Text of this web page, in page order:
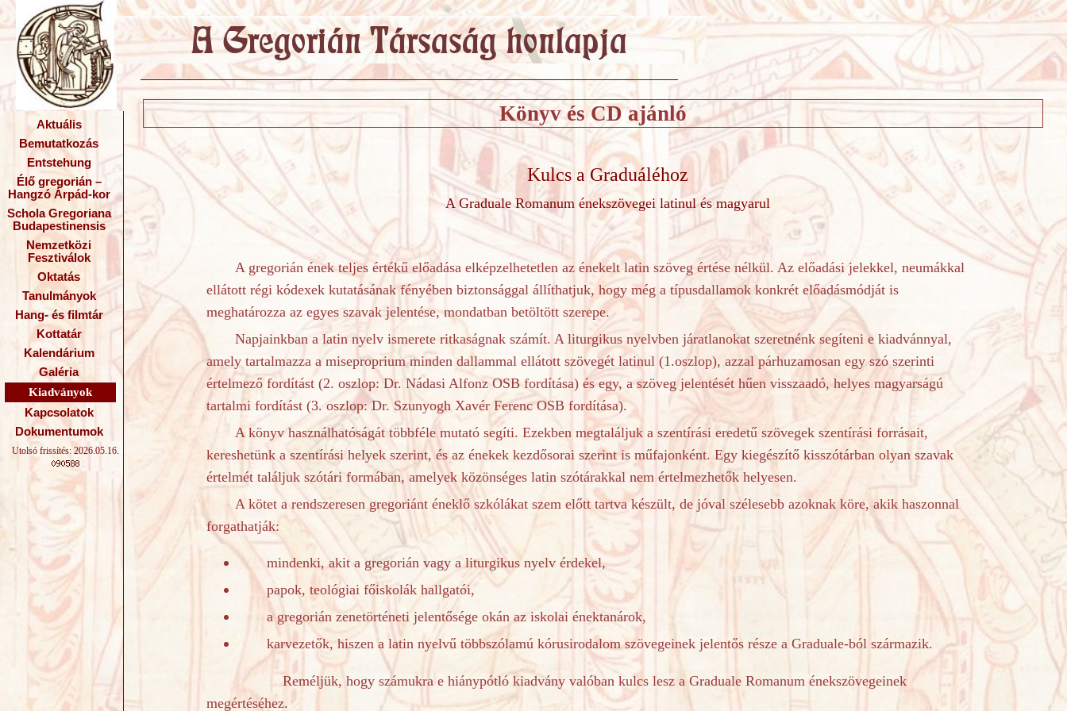
Aktuális
Bemutatkozás
Entstehung
Élő gregorián –
Hangzó Árpád-kor
Schola Gregoriana
Budapestinensis
Nemzetközi
Fesztiválok
Oktatás
Tanulmányok
Hang- és filmtár
Kottatár
Kalendárium
Galéria
Kiadványok
Kapcsolatok
Dokumentumok
Utolsó frissítés: 2026.05.16.
Könyv és CD ajánló
Kulcs a Graduáléhoz
A Graduale Romanum énekszövegei latinul és magyarul
A gregorián ének teljes értékű előadása elképzelhetetlen az énekelt latin szöveg értése nélkül. Az előadási jelekkel, neumákkal
ellátott régi kódexek kutatásának fényében biztonsággal állíthatjuk, hogy még a típusdallamok konkrét előadásmódját is
meghatározza az egyes szavak jelentése, mondatban betöltött szerepe.
Napjainkban a latin nyelv ismerete ritkaságnak számít. A liturgikus nyelvben járatlanokat szeretnénk segíteni e kiadvánnyal,
amely tartalmazza a miseproprium minden dallammal ellátott szövegét latinul (1.oszlop), azzal párhuzamosan egy szó szerinti
értelmező fordítást (2. oszlop: Dr. Nádasi Alfonz OSB fordítása) és egy, a szöveg jelentését hűen visszaadó, helyes magyarságú
tartalmi fordítást (3. oszlop: Dr. Szunyogh Xavér Ferenc OSB fordítása).
A könyv használhatóságát többféle mutató segíti. Ezekben megtaláljuk a szentírási eredetű szövegek szentírási forrásait,
kereshetünk a szentírási helyek szerint, és az énekek kezdősorai szerint is műfajonként. Egy kiegészítő kisszótárban olyan szavak
értelmét találjuk szótári formában, amelyek közönséges latin szótárakkal nem értelmezhetők helyesen.
A kötet a rendszeresen gregoriánt éneklő szkólákat szem előtt tartva készült, de jóval szélesebb azoknak köre, akik haszonnal
forgathatják:
mindenki, akit a gregorián vagy a liturgikus nyelv érdekel,
papok, teológiai főiskolák hallgatói,
a gregorián zenetörténeti jelentősége okán az iskolai énektanárok,
karvezetők, hiszen a latin nyelvű többszólamú kórusirodalom szövegeinek jelentős része a Graduale-ból származik.
Reméljük, hogy számukra e hiánypótló kiadvány valóban kulcs lesz a Graduale Romanum énekszövegeinek
megértéséhez.